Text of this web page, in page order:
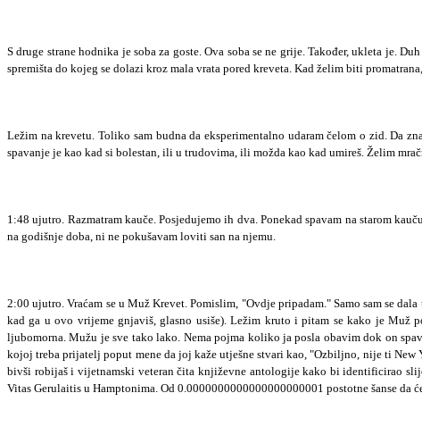
S druge strane hodnika je soba za goste. Ova soba se ne grije. Također, ukleta je.
spremišta do kojeg se dolazi kroz mala vrata pored kreveta. Kad želim biti
Ležim na krevetu. Toliko sam budna da eksperimentalno udaram čelom o zid. Da
spavanje je kao kad si bolestan, ili u trudovima, ili možda kao kad umireš. Želim
1:48 ujutro. Razmatram kauče. Posjedujemo ih dva. Ponekad spavam na starom
na godišnje doba, ni ne pokušavam loviti san na njemu.
2:00 ujutro. Vraćam se u Muž Krevet. Pomislim, "Ovdje pripadam." Samo sam se
kad ga u ovo vrijeme gnjaviš, glasno usiše). Ležim kruto i pitam se kako je Muž
ljubomorna. Mužu je sve tako lako. Nema pojma koliko ja posla obavim dok on
kojoj treba prijatelj poput mene da joj kaže utješne stvari kao, "Ozbiljno, nije ti
bivši robijaš i vijetnamski veteran čita književne antologije kako bi identificirao
Vitas Gerulaitis u Hamptonima. Od 0.0000000000000000000001 postotne šanse